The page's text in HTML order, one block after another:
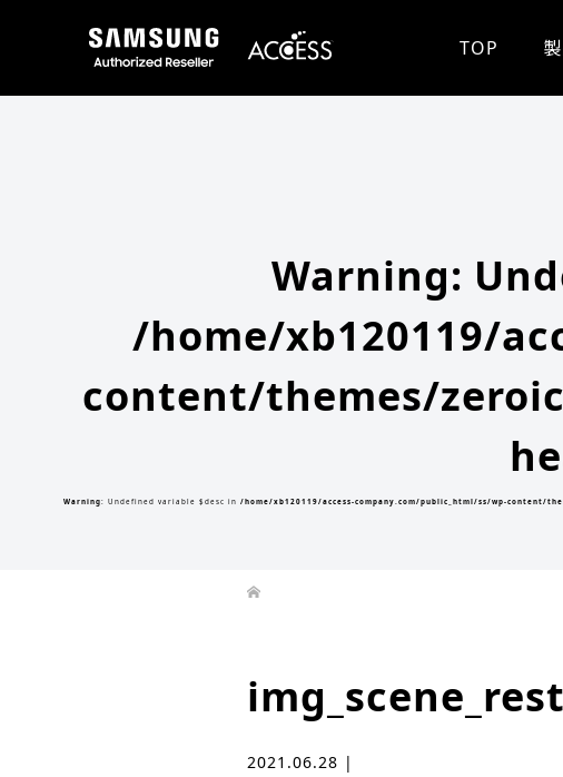
TOP
Warning:
/home/xb120119/
content/themes/
Warning: Undefined variable $desc in /home/xb120119/access-company.com/public_html/ss/wp-content/
2021.06.28 |